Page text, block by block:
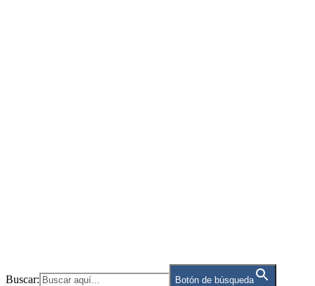
Buscar: Botón de búsqueda